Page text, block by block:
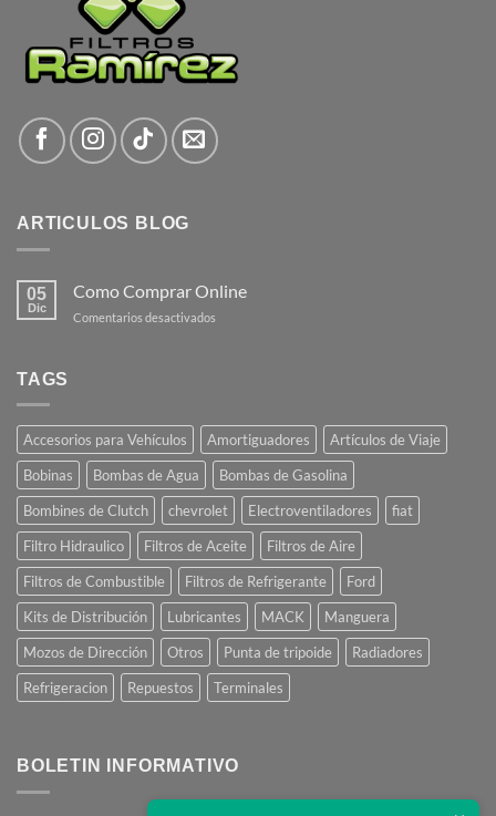
ARTICULOS BLOG
05
Dic
Como Comprar Online
Comentarios desactivados
TAGS
Accesorios para Vehículos Amortiguadores
Artículos de Viaje
Bobinas
Bombas de Agua
Bombas de Gasolina
Bombines de Clutch
chevrolet Electroventiladores
fiat
Filtro Hidraulico
Filtros de Aceite
Filtros de Aire
Filtros de Combustible
Filtros de Refrigerante
Ford
Kits de Distribución
Lubricantes MACK
Manguera
Mozos de Dirección
Otros Punta de tripoide
Radiadores
Refrigeracion
Repuestos Terminales
BOLETIN INFORMATIVO